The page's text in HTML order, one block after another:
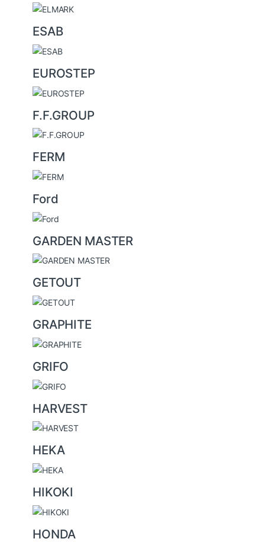
ESAB
EUROSTEP
F.F.GROUP
FERM
Ford
GARDEN MASTER
GETOUT
GRAPHITE
GRIFO
HARVEST
HEKA
HIKOKI
HONDA